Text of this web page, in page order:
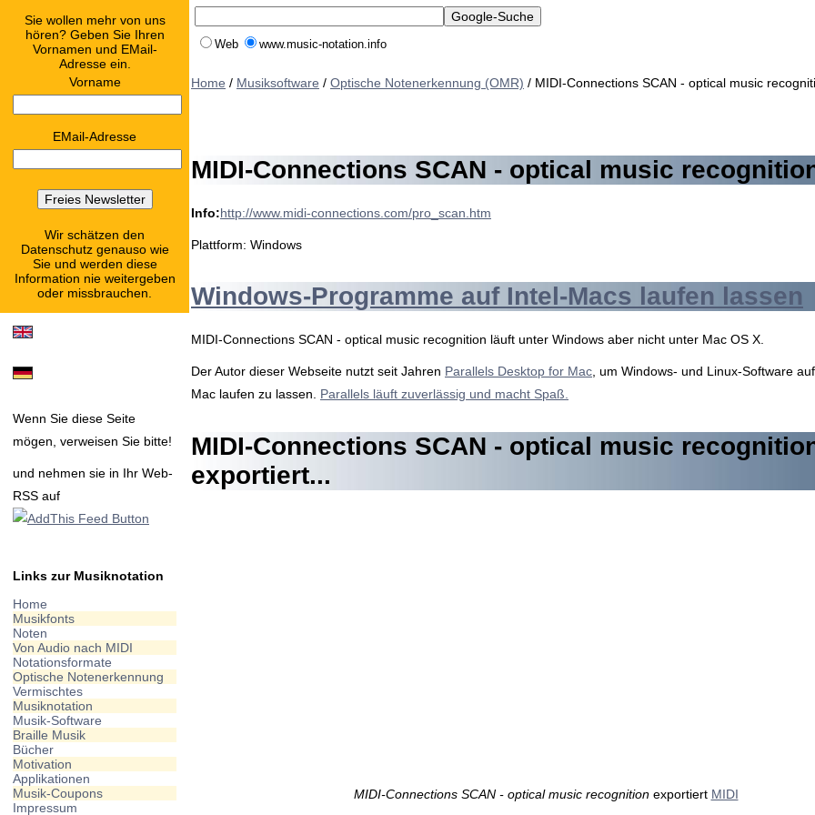
Sie wollen mehr von uns
hören? Geben Sie Ihren
Vornamen und EMail-
Adresse ein.
Vorname
EMail-Adresse
Wir schätzen den
Datenschutz genauso wie
Sie und werden diese
Information nie weitergeben
oder missbrauchen.
Wenn Sie diese Seite
mögen, verweisen Sie bitte!
und nehmen sie in Ihr Web-
RSS auf
Links zur Musiknotation
Home
Musikfonts
Noten
Von Audio nach MIDI
Notationsformate
Optische Notenerkennung
Vermischtes
Musiknotation
Musik-Software
Braille Musik
Bücher
Motivation
Applikationen
Musik-Coupons
Impressum
Web www.music-notation.info
Home / Musiksoftware / Optische Notenerkennung (OMR) / MIDI-Connections SCAN - optical music
MIDI-Connections SCAN - optical music
Info:http://www.midi-connections.com/pro_scan.htm
Plattform: Windows
Windows-Programme auf Intel-Macs laufen lassen
MIDI-Connections SCAN - optical music recognition läuft unter Windows aber nicht unter Mac OS X.
Der Autor dieser Webseite nutzt seit Jahren Parallels Desktop for Mac , um Windows- und Linux-Software
Mac laufen zu lassen. Parallels läuft zuverlässig und macht Spaß.
MIDI-Connections SCAN - optical music
exportiert...
MIDI-Connections SCAN - optical music recognitionexportiert MIDI